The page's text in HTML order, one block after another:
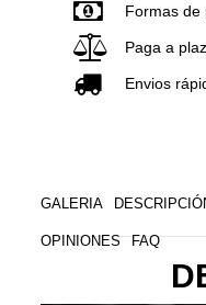
Formas de
Paga a
Envios
GALERIA
OPINIONES FAQ